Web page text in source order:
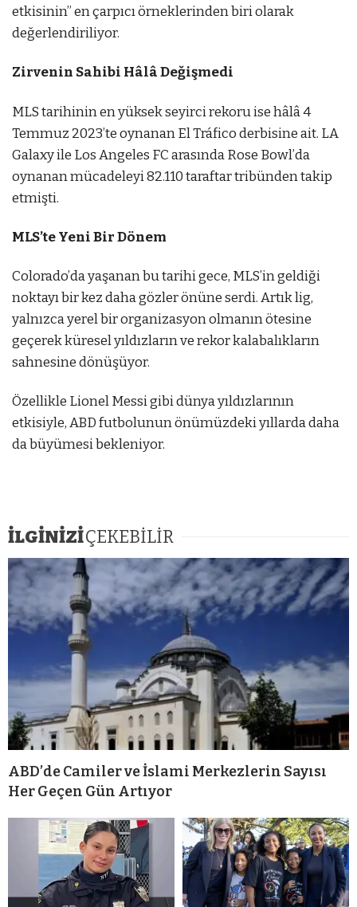
etkisinin” en çarpıcı örneklerinden biri olarak
değerlendiriliyor.
Zirvenin Sahibi Hâlâ Değişmedi
MLS tarihinin en yüksek seyirci rekoru ise hâlâ 4
Temmuz 2023’te oynanan El Tráfico derbisine ait. LA
Galaxy ile Los Angeles FC arasında Rose Bowl’da
oynanan mücadeleyi 82.110 taraftar tribünden takip
etmişti.
MLS’te Yeni Bir Dönem
Colorado’da yaşanan bu tarihi gece, MLS’in geldiği
noktayı bir kez daha gözler önüne serdi. Artık lig,
yalnızca yerel bir organizasyon olmanın ötesine
geçerek küresel yıldızların ve rekor kalabalıkların
sahnesine dönüşüyor.
Özellikle Lionel Messi gibi dünya yıldızlarının
etkisiyle, ABD futbolunun önümüzdeki yıllarda daha
da büyümesi bekleniyor.
İLGİNİZİÇEKEBİLİR
ABD’de Camiler ve İslami Merkezlerin Sayısı
Her Geçen Gün Artıyor